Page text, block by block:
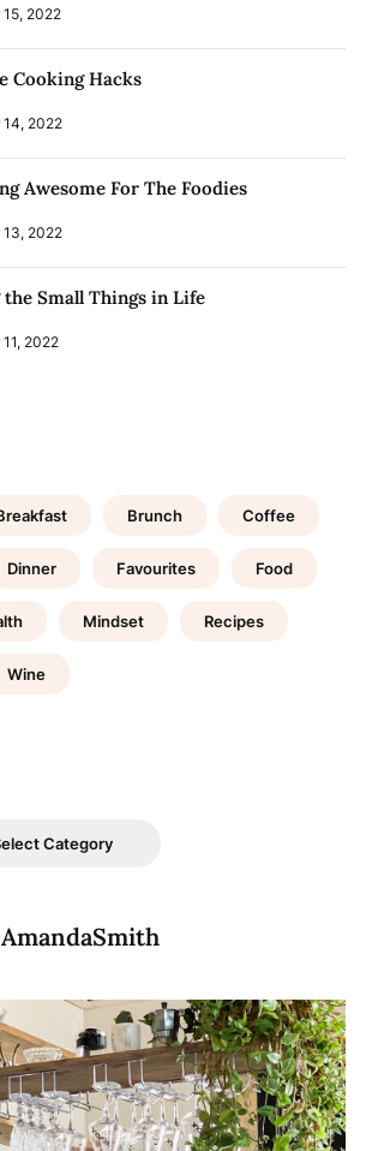
2022
Cooking Hacks
14, 2022
Awesome For The Foodies
13, 2022
the Small Things in Life
2022
Brunch Coffee
Dinner Favourites Food
Mindset Recipes
Wine